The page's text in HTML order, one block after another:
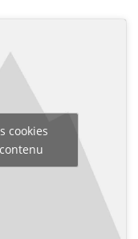
cookies